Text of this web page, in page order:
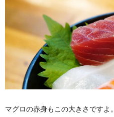
マグロの赤身もこの大きさですよ。